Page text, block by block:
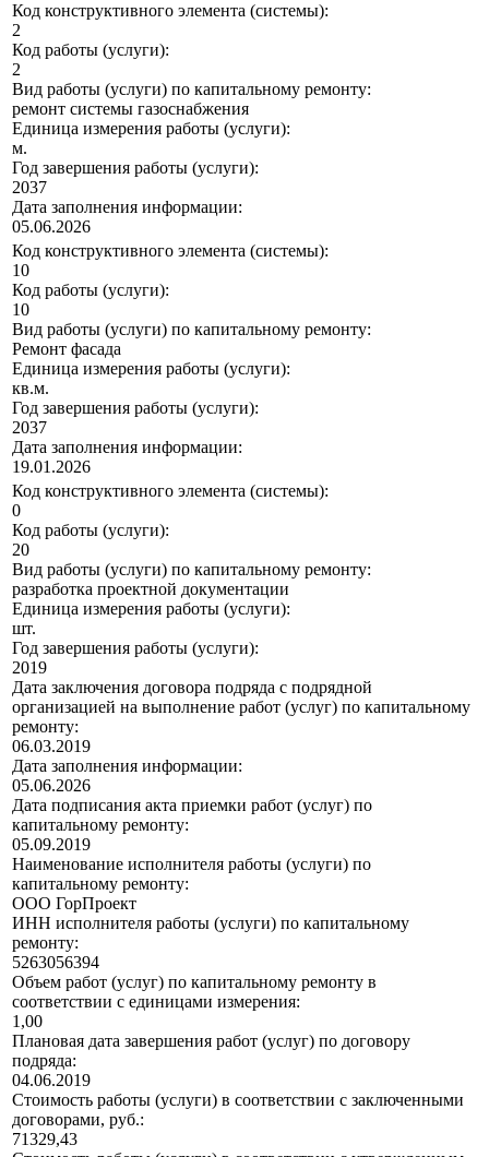
Код конструктивного элемента (системы):
2
Код работы (услуги):
2
Вид работы (услуги) по капитальному ремонту:
ремонт системы газоснабжения
Единица измерения работы (услуги):
м.
Год завершения работы (услуги):
2037
Дата заполнения информации:
05.06.2026
Код конструктивного элемента (системы):
10
Код работы (услуги):
10
Вид работы (услуги) по капитальному ремонту:
Ремонт фасада
Единица измерения работы (услуги):
кв.м.
Год завершения работы (услуги):
2037
Дата заполнения информации:
19.01.2026
Код конструктивного элемента (системы):
0
Код работы (услуги):
20
Вид работы (услуги) по капитальному ремонту:
разработка проектной документации
Единица измерения работы (услуги):
шт.
Год завершения работы (услуги):
2019
Дата заключения договора подряда с подрядной
организацией на выполнение работ (услуг) по капитальному
ремонту:
06.03.2019
Дата заполнения информации:
05.06.2026
Дата подписания акта приемки работ (услуг) по
капитальному ремонту:
05.09.2019
Наименование исполнителя работы (услуги) по
капитальному ремонту:
ООО ГорПроект
ИНН исполнителя работы (услуги) по капитальному
ремонту:
5263056394
Объем работ (услуг) по капитальному ремонту в
соответствии с единицами измерения:
1,00
Плановая дата завершения работ (услуг) по договору
подряда:
04.06.2019
Стоимость работы (услуги) в соответствии с заключенными
договорами, руб.:
71329,43